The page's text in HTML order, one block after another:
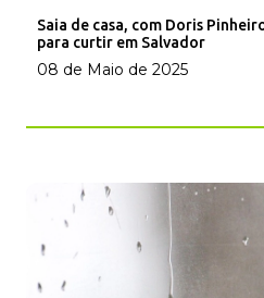
Saia de casa, com Doris
para curtir em Salvador
08 de Maio de 2025